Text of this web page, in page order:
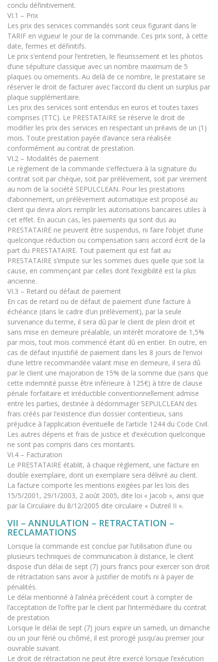
conclu définitivement.
VI.1 – Prix
Les prix des services commandés sont ceux figurant dans le
TARIF en vigueur le jour de la commande. Ces prix sont, à cette
date, fermes et définitifs.
Le prix s’entend pour l’entretien, le fleurissement et les photos
d’une sépulture classique avec un nombre maximum de 5
plaques ou ornements. Au delà de ce nombre, le prestataire se
réserver le droit de facturer avec l’accord du client un surplus par
plaque supplémentaire.
Les prix des services sont entendus en euros et toutes taxes
comprises (TTC). Le PRESTATAIRE se réserve le droit de
modifier les prix des services en respectant un préavis de un (1)
mois. Toute prestation payée d’avance sera réalisée
conformément au contrat de prestation.
VI.2 – Modalités de paiement
Le règlement de la commande s’effectuera à la signature du
contrat soit par chèque, soit par prélèvement, soit par virement
au nom de la société SEPULCLEAN. Pour les prestations
d’abonnement, un prélèvement automatique est proposé au
client qui devra alors remplir les autorisations bancaires utiles à
cet effet. En aucun cas, les paiements qui sont dus au
PRESTATAIRE ne peuvent être suspendus, ni faire l’objet d’une
quelconque réduction ou compensation sans accord écrit de la
part du PRESTATAIRE. Tout paiement qui est fait au
PRESTATAIRE s’impute sur les sommes dues quelle que soit la
cause, en commençant par celles dont l’exigibilité est la plus
ancienne.
VI.3 – Retard ou défaut de paiement
En cas de retard ou de défaut de paiement d’une facture à
échéance (dans le cadre d’un prélèvement), par la seule
survenance du terme, il sera dû par le client de plein droit et
sans mise en demeure préalable, un intérêt moratoire de 1,5%
par mois, tout mois commencé étant dû en entier. En outre, en
cas de défaut injustifié de paiement dans les 8 jours de l’envoi
d’une lettre recommandée valant mise en demeure, il sera dû
par le client une majoration de 15% de la somme due (sans que
cette indemnité puisse être inférieure à 125€) à titre de clause
pénale forfaitaire et irréductible conventionnellement admise
entre les parties, destinée à dédommager SEPULCLEAN des
frais créés par l’existence d’un dossier contentieux, sans
préjudice à l’application éventuelle de l’article 1244 du Code Civil.
Les autres dépens et frais de justice et d’exécution quelconque
ne sont pas compris dans ces montants.
VI.4 – Facturation
Le PRESTATAIRE établit, à chaque règlement, une facture en
double exemplaire, dont un exemplaire sera délivré au client.
La facture comporte les mentions exigées par les lois des
15/5/2001, 29/1/2003, 2 août 2005, dite loi « Jacob », ainsi que
par la Circulaire du 8/12/2005 dite circulaire « Dutreil II ».
VII – ANNULATION – RETRACTATION –
RECLAMATIONS
Lorsque la commande est conclue par l’utilisation d’une ou
plusieurs techniques de communication à distance, le client
dispose d’un délai de sept (7) jours francs pour exercer son droit
de rétractation sans avoir à justifier de motifs ni à payer de
pénalités.
Le délai mentionné à l’alinéa précédent court à compter de
l’acceptation de l’offre par le client par l’intermédiaire du contrat
de prestation.
Lorsque le délai de sept (7) jours expire un samedi, un dimanche
ou un jour férié ou chômé, il est prorogé jusqu’au premier jour
ouvrable suivant.
Le droit de rétractation ne peut être exercé lorsque l’exécution